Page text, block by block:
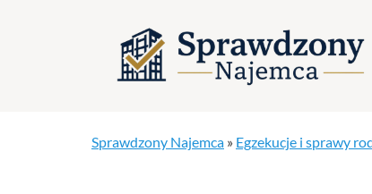
Sprawdzony Najemca » Egzekucje i sprawy